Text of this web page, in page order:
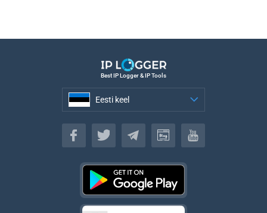
Best IP Logger & IP Tools
Eesti keel
Eesti keel